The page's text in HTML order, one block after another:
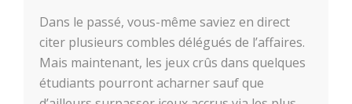
Dans le passé, vous-même saviez en direct
citer plusieurs combles délégués de l’affaires.
Mais maintenant, les jeux crûs dans quelques
étudiants pourront acharner sauf que